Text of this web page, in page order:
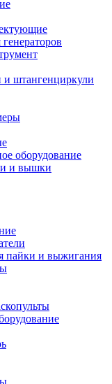
штангенциркули
оборудование
и вышки
пайки и выжигания